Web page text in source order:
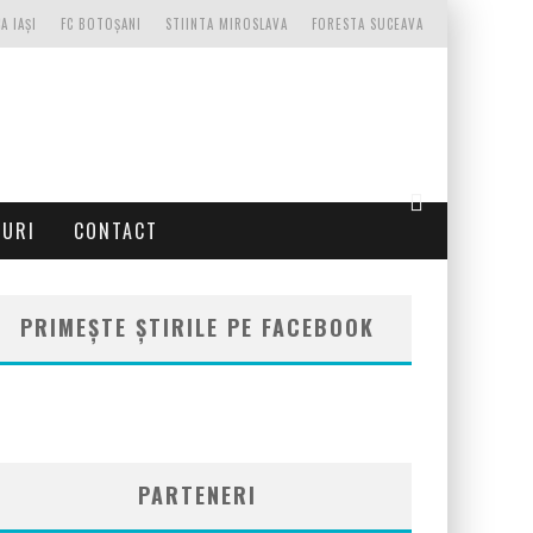
FORESTA SUCEAVA
STIINTA MIROSLAVA
FC BOTOȘANI
IAȘI
CONTACT
PRIMEȘTE ȘTIRILE PE FACEBOOK
PARTENERI